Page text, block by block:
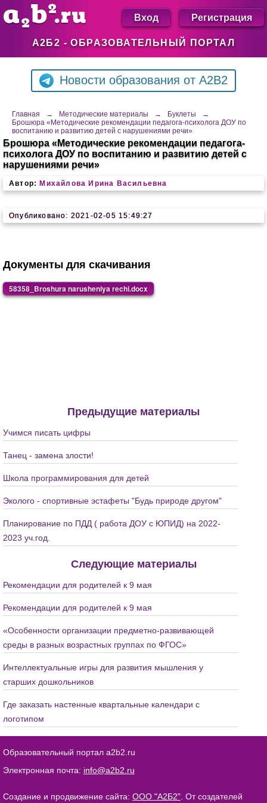
А2Б2 - ОБРАЗОВАТЕЛЬНЫЙ ПОРТАЛ
Вход Регистрация
Новости образования от A2B2
Главная → Методические материалы → Буклеты
→
Брошюра «Методические рекомендации педагога-психолога ДОУ по
воспитанию и развитию детей с нарушениями речи»
Брошюра «Методические рекомендации педагога-
психолога ДОУ по воспитанию и развитию детей с
нарушениями речи»
Автор: Михайлова Ирина Васильевна
Опубликовано: 2021-02-05 15:49:27
Документы для скачивания
58358_Broshura narusheniya rechi.docx
Предыдущие материалы
Учимся писать цифры
Танец - замена злости!
Школа программирования для детей
Эколого - спортивные эстафеты "Будь природе другом"
Планирование по ПДД ( работа ДОУ с ЮПИД) на 2022-
2023 уч.год.
Следующие материалы
Рекомендации для родителей к 9 мая
Рекомендации для родителей к 9 мая
«Особенности организации предметно-развивающей
среды в разных возрастных группах по ФГОС»
Интеллектуальные игры для развития мышления у
старших дошкольников
Где заказать настенные квартальные календари с
логотипом
Образовательный портал a2b2.ru
Электронная почта: info@a2b2.ru
Создание и продвижение сайта: ООО "А2Б2" . От создателей